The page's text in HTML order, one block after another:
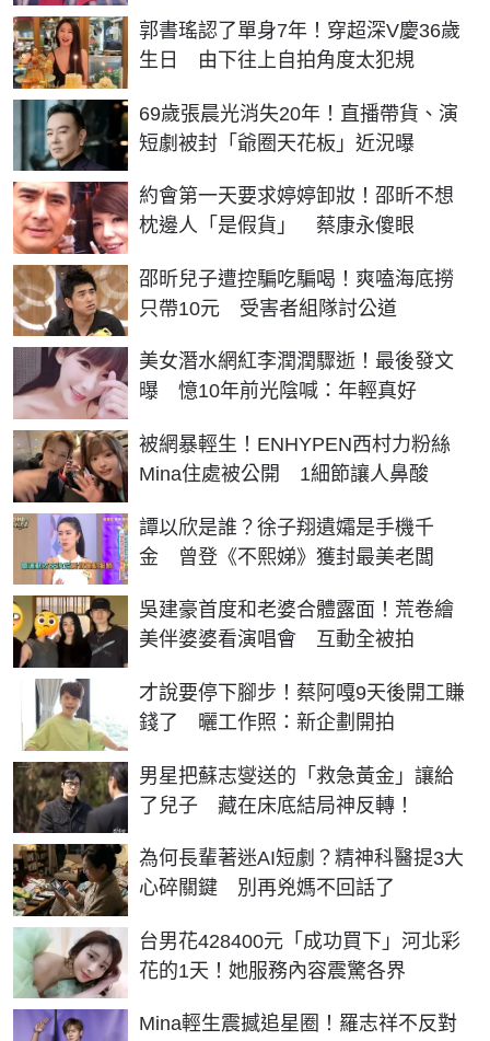
郭書瑤認了單身7年！穿超深V慶36歲
生日 由下往上自拍角度太犯規
69歲張晨光消失20年！直播帶貨、演
短劇被封「爺圈天花板」近況曝
約會第一天要求婷婷卸妝！邵昕不想
枕邊人「是假貨」 蔡康永傻眼
邵昕兒子遭控騙吃騙喝！爽嗑海底撈
只帶10元 受害者組隊討公道
美女潛水網紅李潤潤驟逝！最後發文
曝 憶10年前光陰喊：年輕真好
被網暴輕生！ENHYPEN西村力粉絲
Mina住處被公開 1細節讓人鼻酸
譚以欣是誰？徐子翔遺孀是手機千
金 曾登《不熙娣》獲封最美老闆
吳建豪首度和老婆合體露面！荒卷繪
美伴婆婆看演唱會 互動全被拍
才說要停下腳步！蔡阿嘎9天後開工賺
錢了 曬工作照：新企劃開拍
男星把蘇志燮送的「救急黃金」讓給
了兒子 藏在床底結局神反轉！
為何長輩著迷AI短劇？精神科醫提3大
心碎關鍵 別再兇媽不回話了
台男花428400元「成功買下」河北彩
花的1天！她服務內容震驚各界
Mina輕生震撼追星圈！羅志祥不反對